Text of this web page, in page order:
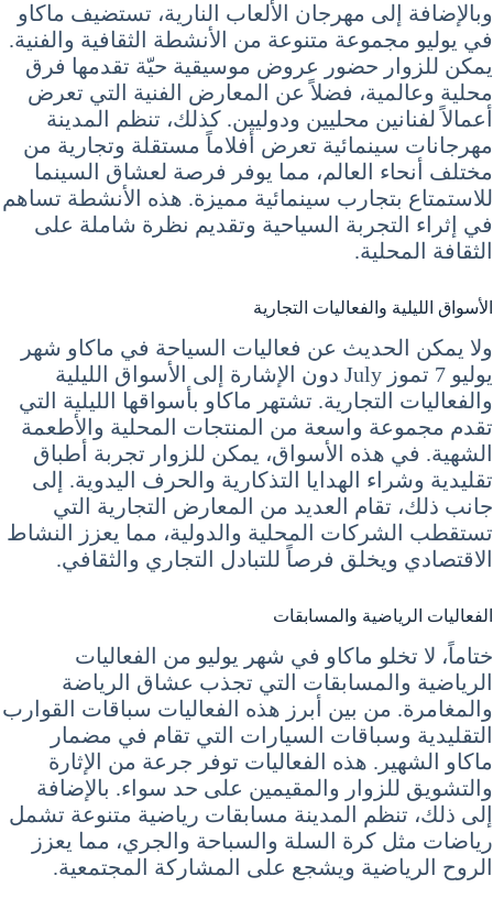
وبالإضافة إلى مهرجان الألعاب النارية، تستضيف ماكاو
في يوليو مجموعة متنوعة من الأنشطة الثقافية والفنية.
يمكن للزوار حضور عروض موسيقية حيّة تقدمها فرق
محلية وعالمية، فضلاً عن المعارض الفنية التي تعرض
أعمالاً لفنانين محليين ودوليين. كذلك، تنظم المدينة
مهرجانات سينمائية تعرض أفلاماً مستقلة وتجارية من
مختلف أنحاء العالم، مما يوفر فرصة لعشاق السينما
للاستمتاع بتجارب سينمائية مميزة. هذه الأنشطة تساهم
في إثراء التجربة السياحية وتقديم نظرة شاملة على
الثقافة المحلية.
الأسواق الليلية والفعاليات التجارية
ولا يمكن الحديث عن فعاليات السياحة في ماكاو شهر
يوليو 7 تموز July دون الإشارة إلى الأسواق الليلية
والفعاليات التجارية. تشتهر ماكاو بأسواقها الليلية التي
تقدم مجموعة واسعة من المنتجات المحلية والأطعمة
الشهية. في هذه الأسواق، يمكن للزوار تجربة أطباق
تقليدية وشراء الهدايا التذكارية والحرف اليدوية. إلى
جانب ذلك، تقام العديد من المعارض التجارية التي
تستقطب الشركات المحلية والدولية، مما يعزز النشاط
الاقتصادي ويخلق فرصاً للتبادل التجاري والثقافي.
الفعاليات الرياضية والمسابقات
ختاماً، لا تخلو ماكاو في شهر يوليو من الفعاليات
الرياضية والمسابقات التي تجذب عشاق الرياضة
والمغامرة. من بين أبرز هذه الفعاليات سباقات القوارب
التقليدية وسباقات السيارات التي تقام في مضمار
ماكاو الشهير. هذه الفعاليات توفر جرعة من الإثارة
والتشويق للزوار والمقيمين على حد سواء. بالإضافة
إلى ذلك، تنظم المدينة مسابقات رياضية متنوعة تشمل
رياضات مثل كرة السلة والسباحة والجري، مما يعزز
الروح الرياضية ويشجع على المشاركة المجتمعية.